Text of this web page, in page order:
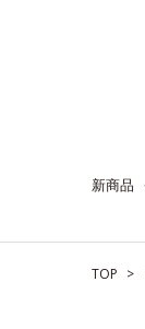
新商品
TOP